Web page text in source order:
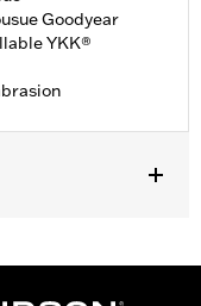
Goodyear
YKK®
à l’eau